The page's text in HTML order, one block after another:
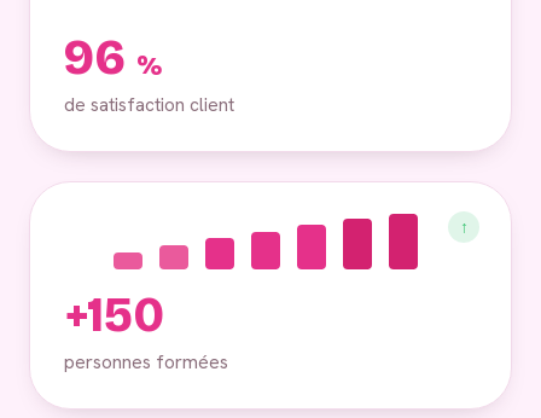
96 %
de satisfaction client
↑
+150
personnes formées